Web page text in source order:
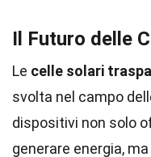
Il Futuro delle
Le celle solari
svolta nel campo
dispositivi non solo
generare energia,